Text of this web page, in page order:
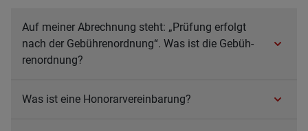
Auf mei­ner Abrech­nung steht: „Prü­fung erfolgt
nach der Gebüh­ren­ord­nung“. Was ist die Gebüh­
ren­ord­nung?
Was ist eine Hono­rar­ver­ein­ba­rung?